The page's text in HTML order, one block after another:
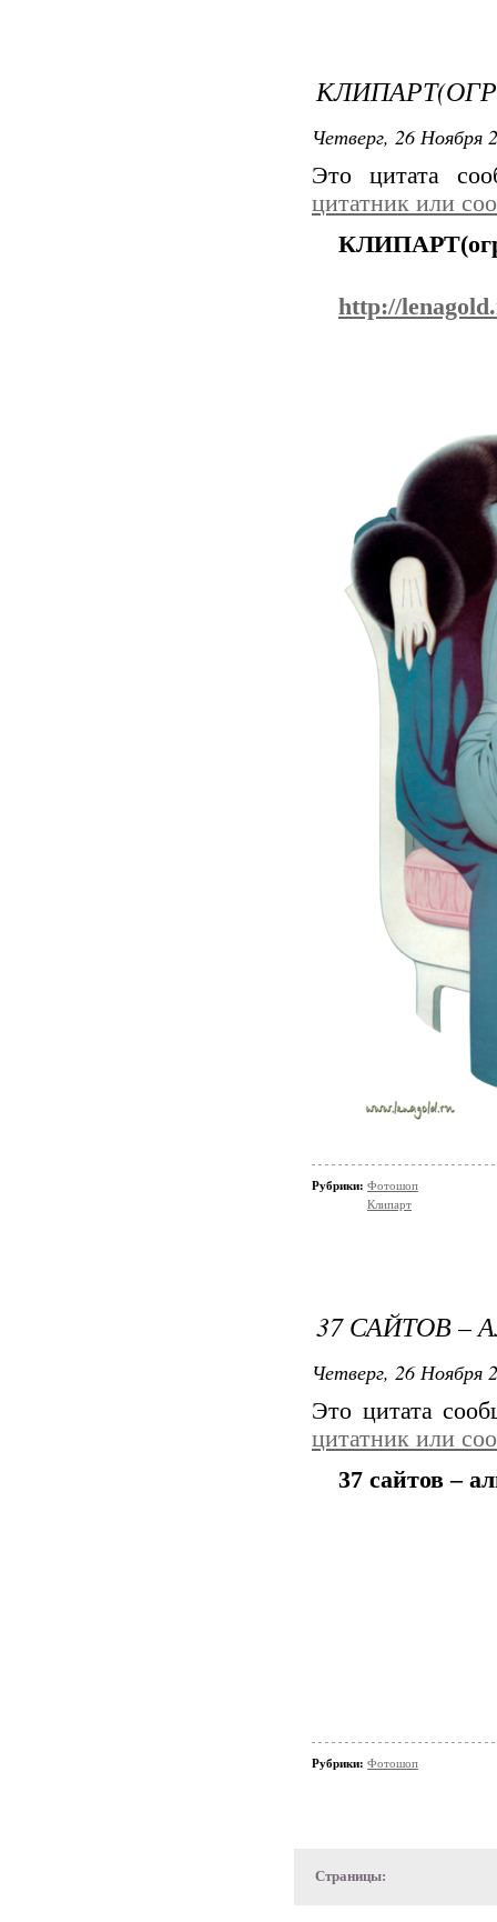
Четверг, 26 Ноября
Это цитата
цитатник или
http://
Рубрики: Фотошоп
Клипарт
37 САЙТОВ –
Четверг, 26 Ноября
Это цитата
цитатник или
37 сайтов –
Рубрики: Фотошоп
Страницы: